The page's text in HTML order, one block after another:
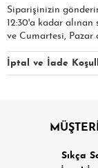
Siparişinizin
12:30'a kadar alınan
ve Cumartesi, Pazar
İptal ve İade
Sıkça